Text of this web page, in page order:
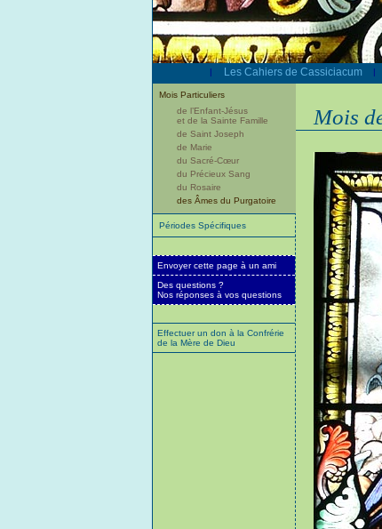
| Les Cahiers de Cassiciacum |
Mois Particuliers
de l’Enfant-Jésus
et de la Sainte Famille
de Saint Joseph
de Marie
du Sacré-Cœur
du Précieux Sang
du Rosaire
des Âmes du Purgatoire
Périodes Spécifiques
Envoyer cette page à un ami
Des questions ?
Nos réponses à vos questions
Effectuer un don à la Confrérie
de la Mère de Dieu
Mois